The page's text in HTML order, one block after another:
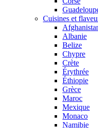
Cuisines et
Albanie
Belize
Chypre
Crète
Érythrée
Éthiopie
Grèce
Maroc
Mexique
Monaco
Namibie